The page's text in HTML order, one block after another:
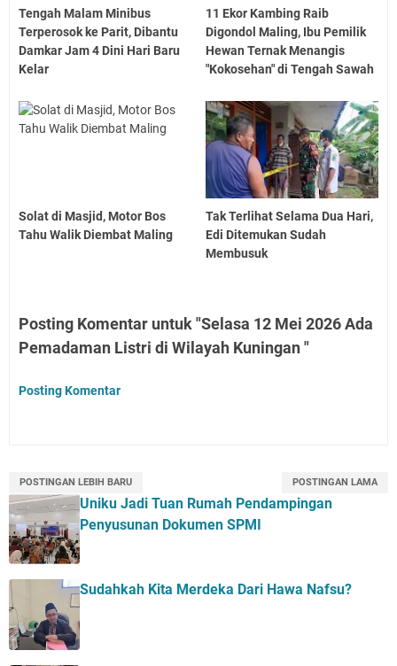
Tengah Malam Minibus
Terperosok ke Parit, Dibantu
Damkar Jam 4 Dini Hari Baru
Kelar
11 Ekor Kambing Raib
Digondol Maling, Ibu Pemilik
Hewan Ternak Menangis
"Kokosehan" di Tengah Sawah
Solat di Masjid, Motor Bos
Tahu Walik Diembat Maling
Tak Terlihat Selama Dua Hari,
Edi Ditemukan Sudah
Membusuk
Posting Komentar untuk "Selasa 12 Mei 2026 Ada
Pemadaman Listri di Wilayah Kuningan "
Posting Komentar
POSTINGAN LEBIH BARU POSTINGAN LAMA
Uniku Jadi Tuan Rumah Pendampingan
Penyusunan Dokumen SPMI
Sudahkah Kita Merdeka Dari Hawa Nafsu?